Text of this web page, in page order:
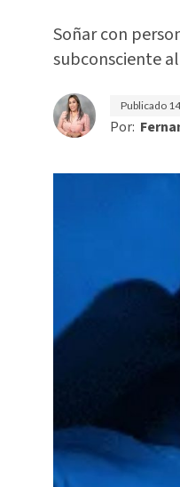
Soñar con
subconsciente
Publicado
Por: